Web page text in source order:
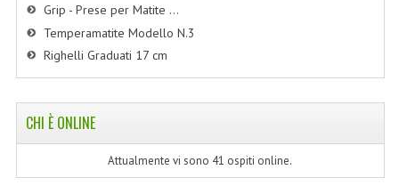
Grip - Prese per Matite ...
Temperamatite Modello N.3
Righelli Graduati 17 cm
CHI È ONLINE
Attualmente vi sono 41 ospiti online.